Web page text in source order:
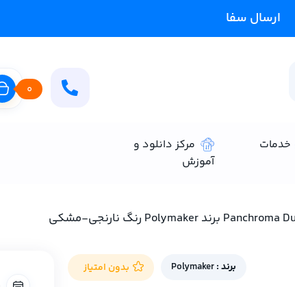
۱تا۲ روز کاری🚚
0
خدمات
مرکز دانلود و
آموزش
بدون امتیاز برند :Polymaker